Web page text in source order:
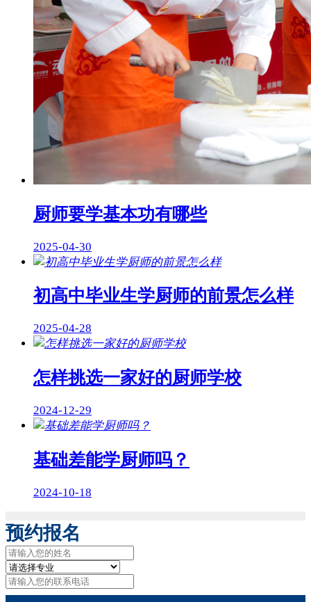
厨师要学基本功有哪些
2025-04-30
初高中毕业生学厨师的前景怎么样
2025-04-28
怎样挑选一家好的厨师学校
2024-12-29
基础差能学厨师吗？
2024-10-18
预约报名